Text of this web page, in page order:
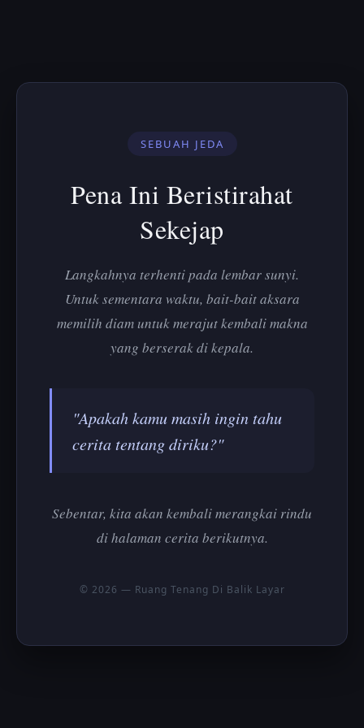
SEBUAH JEDA
Pena Ini Beristirahat
Sekejap
Langkahnya terhenti pada lembar sunyi.
Untuk sementara waktu, bait-bait aksara
memilih diam untuk merajut kembali makna
yang berserak di kepala.
"Apakah kamu masih ingin tahu
cerita tentang diriku?"
Sebentar, kita akan kembali merangkai rindu
di halaman cerita berikutnya.
© 2026 — Ruang Tenang Di Balik Layar